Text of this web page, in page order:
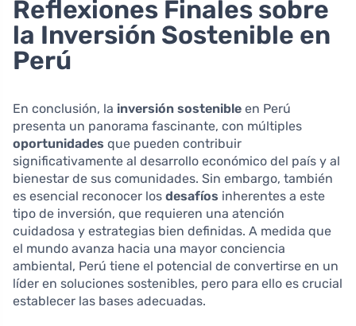
Reflexiones Finales sobre
la Inversión Sostenible en
Perú
En conclusión, la inversión sostenible en Perú
presenta un panorama fascinante, con múltiples
oportunidades que pueden contribuir
significativamente al desarrollo económico del país y al
bienestar de sus comunidades. Sin embargo, también
es esencial reconocer los desafíos inherentes a este
tipo de inversión, que requieren una atención
cuidadosa y estrategias bien definidas. A medida que
el mundo avanza hacia una mayor conciencia
ambiental, Perú tiene el potencial de convertirse en un
líder en soluciones sostenibles, pero para ello es crucial
establecer las bases adecuadas.